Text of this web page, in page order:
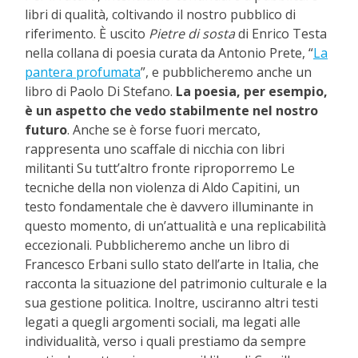
libri di qualità, coltivando il nostro pubblico di
riferimento. È uscito Pietre di sostadi Enrico Testa
nella collana di poesia curata da Antonio Prete, “La
pantera profumata”, e pubblicheremo anche un
libro di Paolo Di Stefano. La poesia, per esempio,
è un aspetto che vedo stabilmente nel nostro
futuro. Anche se è forse fuori mercato,
rappresenta uno scaffale di nicchia con libri
militanti Su tutt’altro fronte riproporremo Le
tecniche della non violenza di Aldo Capitini, un
testo fondamentale che è davvero illuminante in
questo momento, di un’attualità e una replicabilità
eccezionali. Pubblicheremo anche un libro di
Francesco Erbani sullo stato dell’arte in Italia, che
racconta la situazione del patrimonio culturale e la
sua gestione politica. Inoltre, usciranno altri testi
legati a quegli argomenti sociali, ma legati alle
individualità, verso i quali prestiamo da sempre